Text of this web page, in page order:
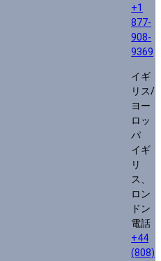
+1
877-
908-
9369
イギ
リス/
ヨー
ロッ
パ
イギ
リ
ス、
ロン
ドン
電話
+44
(808)